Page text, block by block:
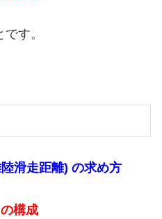
す。
滑走距離) の求め方
構成